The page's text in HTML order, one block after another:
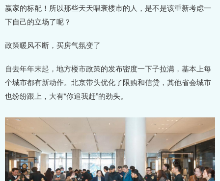
赢家的标配！所以那些天天唱衰楼市的人，是不是该重新考虑一
下自己的立场了呢？
政策暖风不断，买房气氛变了
自去年年末起，地方楼市政策的发布密度一下子拉满，基本上每
个城市都有新动作。北京带头优化了限购和信贷，其他省会城市
也纷纷跟上，大有“你追我赶”的劲头。